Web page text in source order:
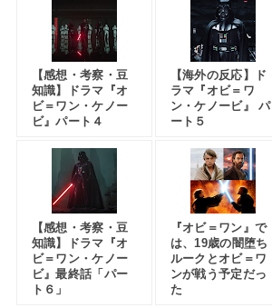
【感想・考察・豆
知識】ドラマ『オ
ビ＝ワン・ケノー
ビ』パート４
【海外の反応】ド
ラマ『オビ＝ワ
ン・ケノービ』 パ
ート５
【感想・考察・豆
知識】ドラマ『オ
ビ＝ワン・ケノー
ビ』最終話「パー
ト６」
『オビ＝ワン』で
は、19歳の闇堕ち
ルークとオビ＝ワ
ンが戦う予定だっ
た